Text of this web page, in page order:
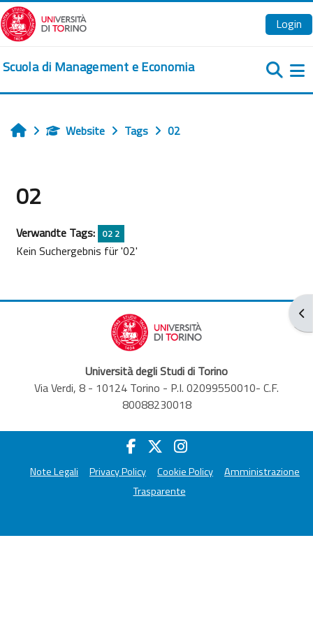
Zum Hauptinhalt
Login
Scuola di Management e Economia
Startseite
Website Tags 02
02
Verwandte Tags: 02 2
Kein Suchergebnis für '02'
Università degli Studi di Torino
Via Verdi, 8 - 10124 Torino - P.I. 02099550010- C.F.
80088230018
Note Legali Privacy Policy Cookie Policy
Amministrazione
Trasparente